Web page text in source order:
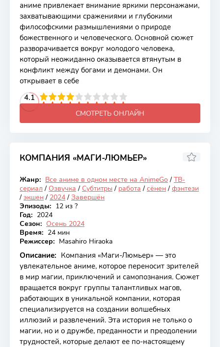
аниме привлекает внимание яркими персонажами,
захватывающими сражениями и глубокими
философскими размышлениями о природе
божественного и человеческого. Основной сюжет
разворачивается вокруг молодого человека,
который неожиданно оказывается втянутым в
конфликт между богами и демонами. Он
открывает в себе
4.1
4 5 6 7 8 9 10
СМОТРЕТЬ ОНЛАЙН
КОМПАНИЯ «МАГИ-ЛЮМЬЕР»
Закончен
6.96
Жанр: Все аниме в одном месте на AnimeGo / ТВ-
сериал / Озвучка / Субтитры / работа / сёнен / фэнтези
/ экшен / 2024 / Завершён
Эпизоды: 12 из ?
Год: 2024
Сезон: Осень 2024
Время: 24 мин
Режиссер: Masahiro Hiraoka
Описание: Компания «Маги-Люмьер» — это
увлекательное аниме, которое переносит зрителей
в мир магии, приключений и самопознания. Сюжет
вращается вокруг группы талантливых магов,
работающих в уникальной компании, которая
специализируется на создании волшебных
иллюзий и развлечений. Эта история не только о
магии, но и о дружбе, преданности и преодолении
трудностей, которые делают ее по-настоящему